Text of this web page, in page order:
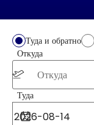
Туда и обратно
Откуда
Туда